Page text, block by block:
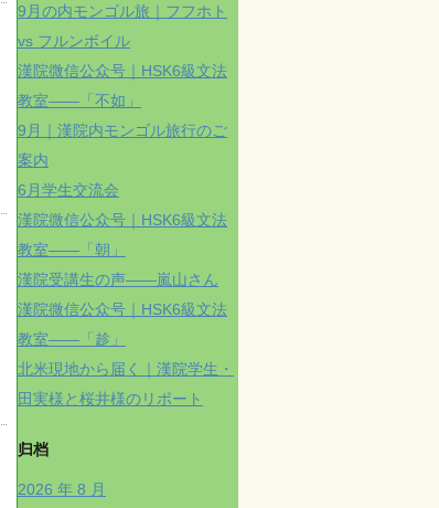
9月の内モンゴル旅｜フフホト
vs フルンボイル
漢院微信公众号｜HSK6級文法
教室——「不如」
9月｜漢院内モンゴル旅行のご
案内
6月学生交流会
漢院微信公众号｜HSK6級文法
教室——「朝」
漢院受講生の声——嵐山さん
漢院微信公众号｜HSK6級文法
教室——「趁」
北米現地から届く｜漢院学生・
田実様と桜井様のリポート
归档
2026 年 8 月